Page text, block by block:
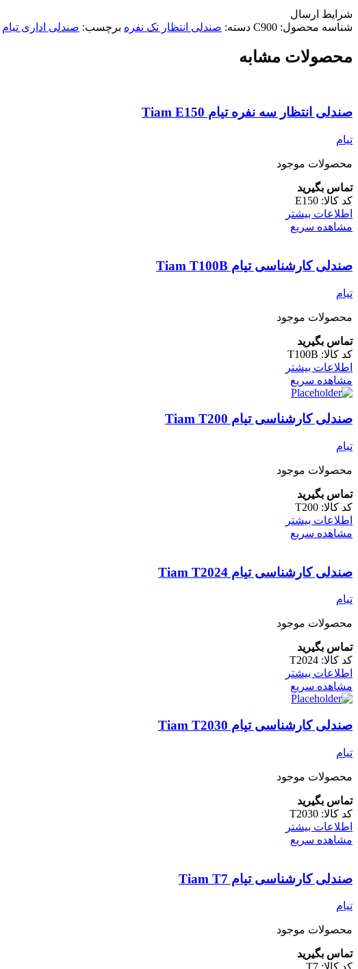
شرایط ارسال
شناسه محصول: C900 دسته: صندلی انتظار تک نفره برچسب: صندلی اداری تیام
محصولات مشابه
صندلی انتظار سه نفره تیام Tiam E150
تیام
محصولات موجود
تماس بگیرید
کد کالا: E150
اطلاعات بیشتر
مشاهده سریع
صندلی کارشناسی تیام Tiam T100B
تیام
محصولات موجود
تماس بگیرید
کد کالا: T100B
اطلاعات بیشتر
مشاهده سریع
صندلی کارشناسی تیام Tiam T200
تیام
محصولات موجود
تماس بگیرید
کد کالا: T200
اطلاعات بیشتر
مشاهده سریع
صندلی کارشناسی تیام Tiam T2024
تیام
محصولات موجود
تماس بگیرید
کد کالا: T2024
اطلاعات بیشتر
مشاهده سریع
صندلی کارشناسی تیام Tiam T2030
تیام
محصولات موجود
تماس بگیرید
کد کالا: T2030
اطلاعات بیشتر
مشاهده سریع
صندلی کارشناسی تیام Tiam T7
تیام
محصولات موجود
تماس بگیرید